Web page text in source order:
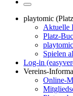
Menü
playtomic
Aktuelle
Platz-
Spielen
Log-in
Vereins-
Online-